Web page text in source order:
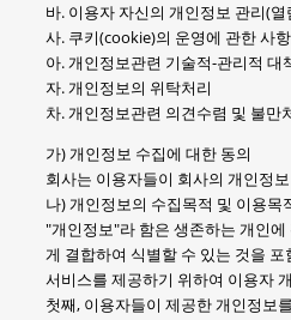
바. 이용자 자신의 개인정보 관리(
사. 쿠키(cookie)의 운영에 관한 사항
아. 개인정보관련 기술적-관리적 대
자. 개인정보의 위탁처리
차. 개인정보관련 의견수렴 및 불만
가) 개인정보 수집에 대한 동의
회사는 이용자들이 회사의 개인정
나) 개인정보의 수집목적 및 이용목
"개인정보"라 함은 생존하는 개인
게 결합하여 식별할 수 있는 것을
서비스를 제공하기 위하여 이용자
첫째, 이용자들이 제공한 개인정보